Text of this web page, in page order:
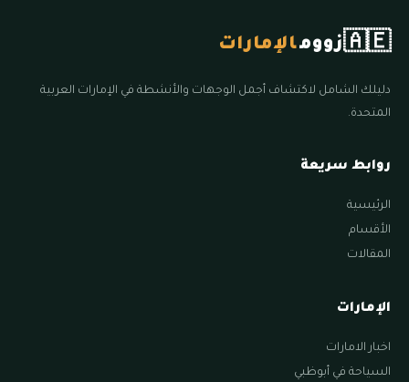
🇦🇪زوومالإمارات
دليلك الشامل لاكتشاف أجمل الوجهات والأنشطة في الإمارات العربية
المتحدة.
روابط سريعة
الرئيسية
الأقسام
المقالات
الإمارات
اخبار الامارات
السياحة في أبوظبي